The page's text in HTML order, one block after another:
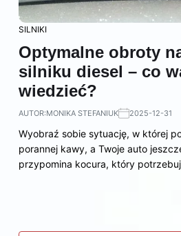
SILNIKI
Optymalne obroty
silniku diesel – co
wiedzieć?
AUTOR:MONIKA STEFANIUK 2025-12-31
Wyobraź sobie sytuację, w której
porannej kawy, a Twoje auto
przypomina kocura, który